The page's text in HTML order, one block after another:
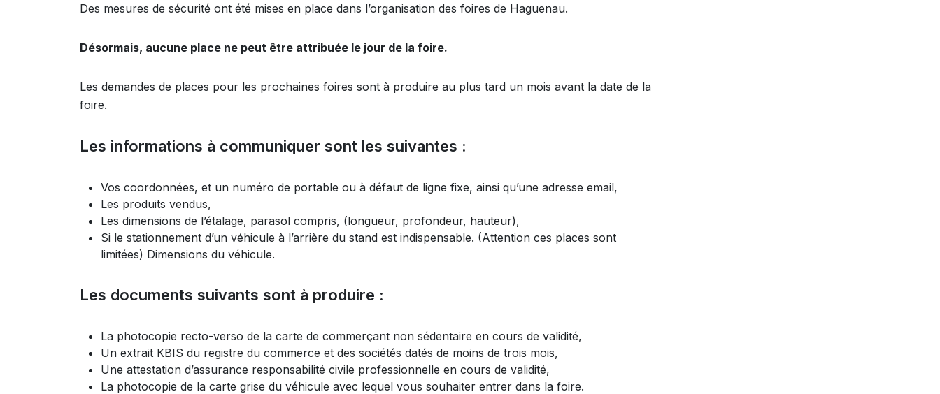
Des mesures de sécurité ont été mises en place dans l’organisation des foires de Haguenau.
Désormais, aucune place ne peut être attribuée le jour de la foire.
Les demandes de places pour les prochaines foires sont à produire au plus tard un mois avant la date de la
foire.
Les informations à communiquer sont les suivantes :
Vos coordonnées, et un numéro de portable ou à défaut de ligne fixe, ainsi qu’une adresse email,
Les produits vendus,
Les dimensions de l’étalage, parasol compris, (longueur, profondeur, hauteur),
Si le stationnement d’un véhicule à l’arrière du stand est indispensable. (Attention ces places sont
limitées) Dimensions du véhicule.
Les documents suivants sont à produire :
La photocopie recto-verso de la carte de commerçant non sédentaire en cours de validité,
Un extrait KBIS du registre du commerce et des sociétés datés de moins de trois mois,
Une attestation d’assurance responsabilité civile professionnelle en cours de validité,
La photocopie de la carte grise du véhicule avec lequel vous souhaiter entrer dans la foire.